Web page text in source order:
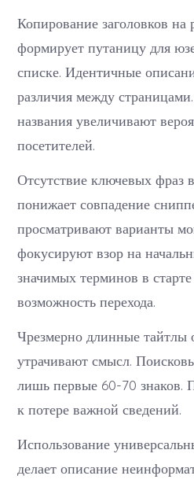
Копирование заголовков на
формирует путаницу для
списке. Идентичные
различия между
названия увеличивают
посетителей.
Отсутствие ключевых фраз в
понижает совпадение
просматривают варианты
фокусируют взор на
значимых терминов в
возможность перехода.
Чрезмерно длинные тайтлы
утрачивают смысл.
лишь первые 60-70 знаков.
к потере важной сведений.
Использование
делает описание